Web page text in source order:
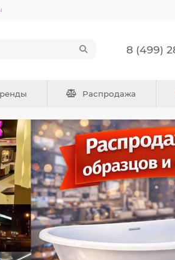
8 (499)
Распродажа